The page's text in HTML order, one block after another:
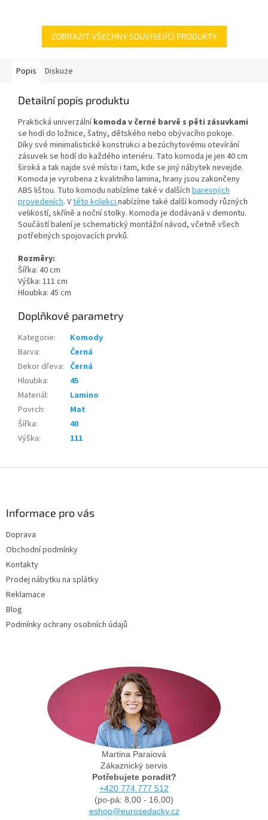
ZOBRAZIT VŠECHNY SOUVISEJÍCÍ PRODUKTY
Popis Diskuze
Detailní popis produktu
Praktická univerzálníkomoda v černé barvě s pěti zásuvkami
se hodí do ložnice, šatny, dětského nebo obývacího pokoje.
Díky své minimalistické konstrukci a bezúchytovému otevírání
zásuvek se hodí do každého interiéru. Tato komoda je jen 40 cm
široká a tak najde své místo i tam, kde se jiný nábytek nevejde.
Komoda je vyrobena z kvalitního lamina, hrany jsou zakončeny
ABS lištou. Tuto komodu nabízíme také v dalších barevných
provedeních. Vtéto kolekci nabízíme také další komody různých
velikostí, skříně a noční stolky. Komoda je dodávaná v demontu.
Součástí balení je schematický montážní návod, včetně všech
potřebných spojovacích prvků.
Rozměry:
Šířka: 40 cm
Výška: 111 cm
Hloubka: 45 cm
Doplňkové parametry
Kategorie:
Komody
Barva:
Černá
Dekor dřeva: Černá
Hloubka:
45
Materiál:
Lamino
Povrch:
Mat
Šířka:
40
Výška: 111
Informace pro vás
Doprava
Obchodní podmínky
Kontakty
Prodej nábytku na splátky
Reklamace
Blog
Podmínky ochrany osobních údajů
Martina Paraiová
Zákaznický servis
Potřebujete poradit?
+420 774 777 512
(po-pá: 8,00 - 16,00)
eshop@eurosedacky.cz